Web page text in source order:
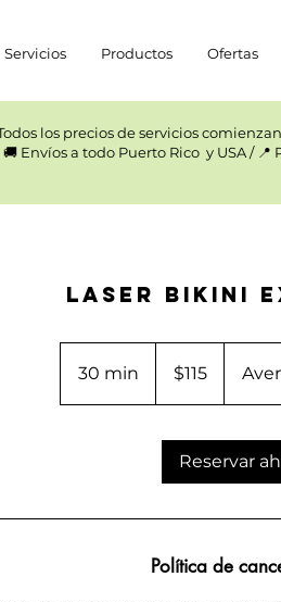
los precios de servicios
🚚 Envíos a todo Puerto Rico y USA /
Servicios Productos Ofertas
Laser Bikini
30 min
0
dollars$115
Reservar
Política de